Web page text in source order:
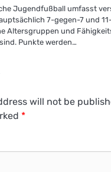
Jugendfußball umfasst
7-gegen-7 und
Altersgruppen und
Punkte werden…
will not be
*